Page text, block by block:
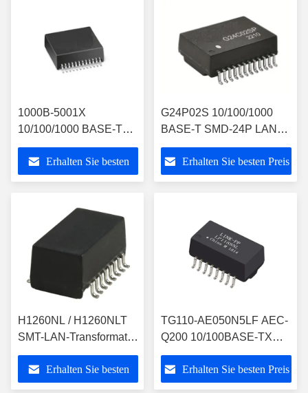
1000B-5001X
10/100/1000 BASE-T
LAN-
Transformatormodul mit
einem einzigen Port
Erhalten Sie besten
G24P02S 10/100/1000
BASE-T SMD-24P LAN
Magnetikmodul 15,1x7,1
mm Erhalten Sie besten Preis
H1260NL / H1260NLT
SMT-LAN-Transformator
für 100BASE-TX-
EthernetErhalten Sie besten
TG110-AE050N5LF AEC-
Q200 10/100BASE-TX
Automotive LAN-
Transformator
Erhalten Sie besten Preis